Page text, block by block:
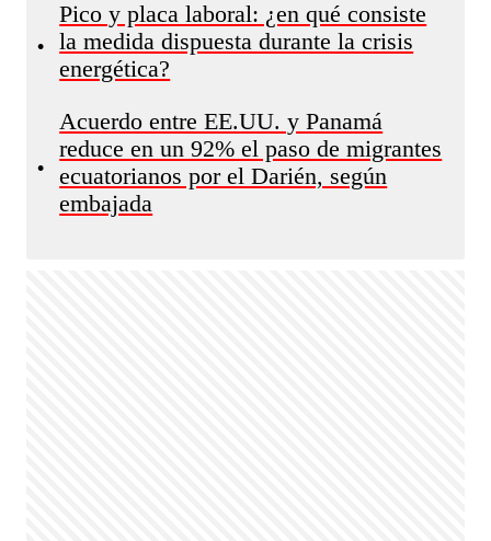
•
Pico y placa laboral: ¿en qué consiste
la medida dispuesta durante la crisis
energética?
•
Acuerdo entre EE.UU. y Panamá
reduce en un 92% el paso de migrantes
ecuatorianos por el Darién, según
embajada